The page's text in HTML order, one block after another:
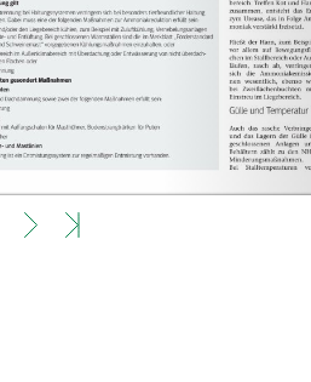
Skip to main content